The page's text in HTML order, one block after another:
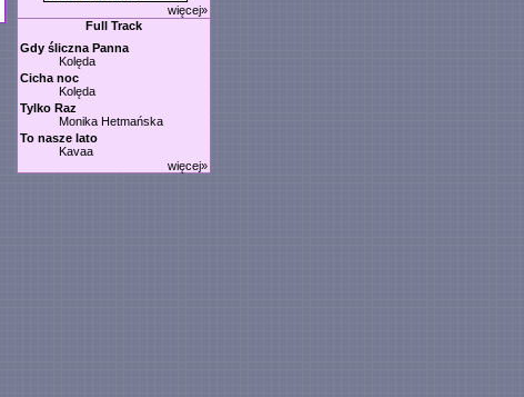
więcej»
Full Track
Gdy śliczna Panna
Kolęda
Cicha noc
Kolęda
Tylko Raz
Monika Hetmańska
To nasze lato
Kavaa
więcej»